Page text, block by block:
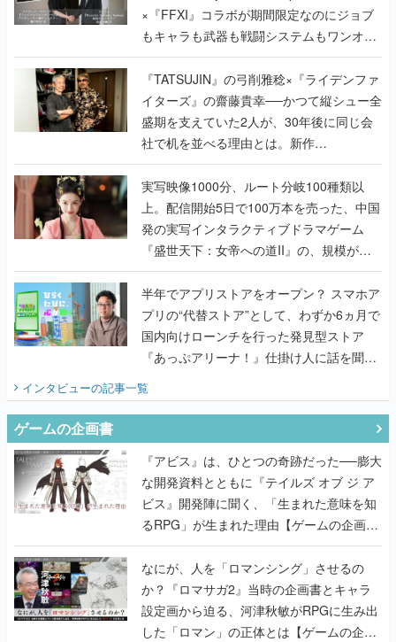
×『FFXI』コラボが期間限定なのにジョブ
もキャラも武器も戦闘システムもワンオフ
で作り込まれた理由を両ディレクターに聞
く
『TATSUJIN』の弓削雅稔×『ライデンファ
イターズ』の齋藤貴幸──かつて縦シュー全
盛期を支えていた2人が、30年後に同じ会
社で机を並べる理由とは。新作
『TATSUJIN EXTREME』で初タッグを組
んだレジェンド2人に訊く開発秘話
実写映像1000分、ルート分岐100種類以
上。配信開始5日で100万本を売った、中国
発の実写インタラクティブドラマゲーム
『盛世天下：女帝への道II』の、規模が違
うこだわりをプロデューサーに聞いた
半年でアプリストアをオープン？ スマホア
プリの“代替ストア”として、わずか6ヵ月で
国内向けローンチを行った発見型ストア
『あっぷアリーナ！』仕掛け人に話を聞い
てみた
インタビューの記事一覧
ゲームの企画書
『アビス』は、ひとつの奇跡だった──膨大
な開発資料とともに『テイルズ オブ ジ ア
ビス』開発陣に聞く、「生まれた意味を知
るRPG」が生まれた理由【ゲームの企画
書】
なにが、人を「ロマンシング」させるの
か？『ロマサガ2』当時の企画書とキャラ
設定画から迫る、河津秋敏がRPGに生み出
した「ロマン」の正体とは【ゲームの企画